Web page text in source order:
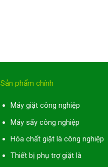
Sản phẩm chính
Máy giặt công nghiệp
Máy sấy công nghiệp
Hóa chất giặt là công nghiệp
Thiết bị phụ trợ giặt là